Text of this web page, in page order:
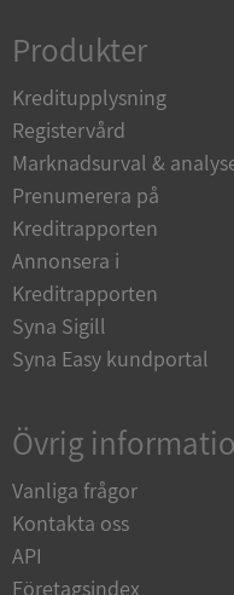
Produkter
Kreditupplysning
Registervård
Marknadsurval &
Prenumerera på
Kreditrapporten
Annonsera i
Kreditrapporten
Syna Sigill
Syna Easy kundportal
Övrig
Vanliga frågor
Kontakta oss
API
Företagsindex
ARRAffinity